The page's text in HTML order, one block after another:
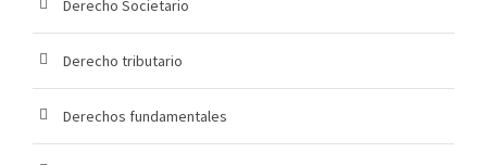
Derecho Societario
Derecho tributario
Derechos fundamentales